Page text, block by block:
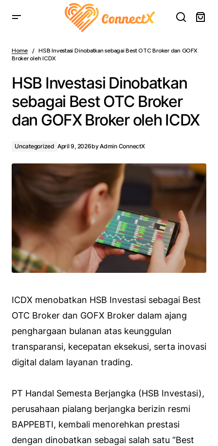
GOFX Broker oleh ICDX
Home
HSB Investasi Dinobatkan sebagai Best OTC Broker dan GOFX
Broker oleh ICDX
HSB Investasi Dinobatkan
sebagai Best OTC Broker
dan GOFX Broker oleh ICDX
Uncategorized April 9, 2026byAdmin ConnectX
ICDX menobatkan HSB Investasi sebagai Best
OTC Broker dan GOFX Broker dalam ajang
penghargaan bulanan atas keunggulan
transparansi, kecepatan eksekusi, serta inovasi
digital dalam layanan trading.
PT Handal Semesta Berjangka (HSB Investasi),
perusahaan pialang berjangka berizin resmi
BAPPEBTI, kembali menorehkan prestasi
dengan dinobatkan sebagai salah satu “Best